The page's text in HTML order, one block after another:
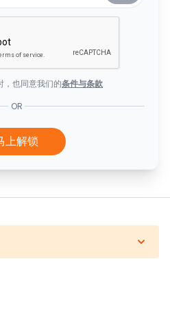
，也同意我们的条件与条款
OR
上解锁